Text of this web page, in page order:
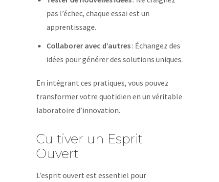
pas l’échec, chaque essai est un
apprentissage.
Collaborer avec d’autres: Échangez des
idées pour générer des solutions uniques.
En intégrant ces pratiques, vous pouvez
transformer votre quotidien en un véritable
laboratoire d’innovation.
Cultiver un Esprit
Ouvert
L’esprit ouvert est essentiel pour